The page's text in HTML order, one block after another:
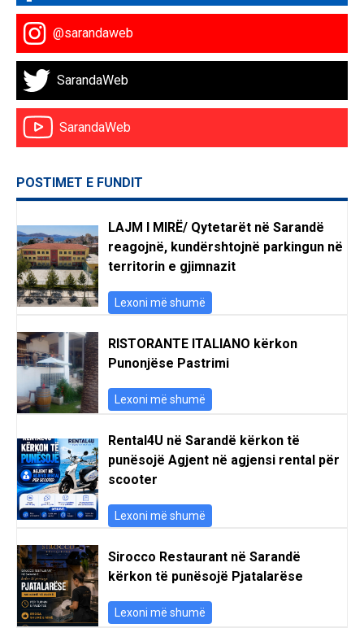
@sarandaweb
SarandaWeb
SarandaWeb
POSTIMET E FUNDIT
LAJM I MIRË/ Qytetarët në Sarandë
reagojnë, kundërshtojnë parkingun në
territorin e gjimnazit
Lexoni më shumë
RISTORANTE ITALIANO kërkon
Punonjëse Pastrimi
Lexoni më shumë
Rental4U në Sarandë kërkon të
punësojë Agjent në agjensi rental për
scooter
Lexoni më shumë
Sirocco Restaurant në Sarandë
kërkon të punësojë Pjatalarëse
Lexoni më shumë